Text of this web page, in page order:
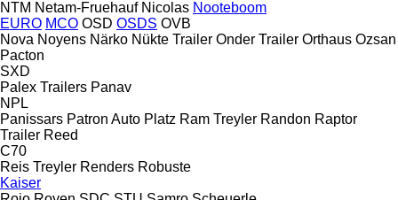
NTM Netam-Fruehauf Nicolas Nooteboom
EURO MCO OSD OSDS OVB
Nova Noyens Närko Nükte Trailer Onder Trailer Orthaus Ozsan
Pacton
SXD
Palex Trailers Panav
NPL
Panissars Patron Auto Platz Ram Treyler Randon Raptor
Trailer Reed
C70
Reis Treyler Renders Robuste
Kaiser